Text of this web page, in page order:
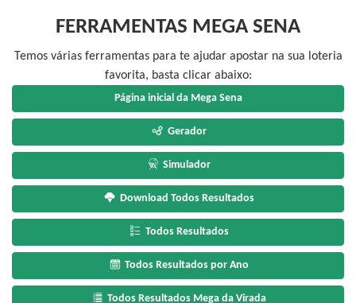
FERRAMENTAS MEGA SENA
Temos várias ferramentas para te ajudar apostar na sua loteria
favorita, basta clicar abaixo:
Página inicial da Mega Sena
Gerador
Simulador
Download Todos Resultados
Todos Resultados
Todos Resultados por Ano
Todos Resultados Mega da Virada